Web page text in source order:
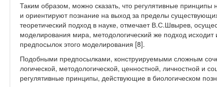
Таким образом, можно сказать, что регулятивные
и ориентируют познание на выход за пределы
теоретический подход в науке, отмечает В.С.Швырев,
моделирования мира, методологический же подход
предпосылок этого моделирования [8].
Подобными предпосылками, конструируемыми сложным
логической, методологической, ценностной, личностной и
регулятивные принципы, действующие в биологическом